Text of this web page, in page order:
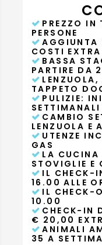
PREZZO IN
PERSONE
AGGIUNTA
COSTI EXTRA
BASSA
PARTIRE DA
TAPPETO
PULIZIE:
SETTIMANALI
CAMBIO
LENZUOLA E
UTENZE
GAS
LA CUCINA
STOVIGLIE E
IL CHECK-
16.00 ALLE
IL CHECK-
10.00
CHECK-IN
€ 20,00
ANIMALI
35 A